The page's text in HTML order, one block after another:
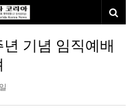
기념 임직예배